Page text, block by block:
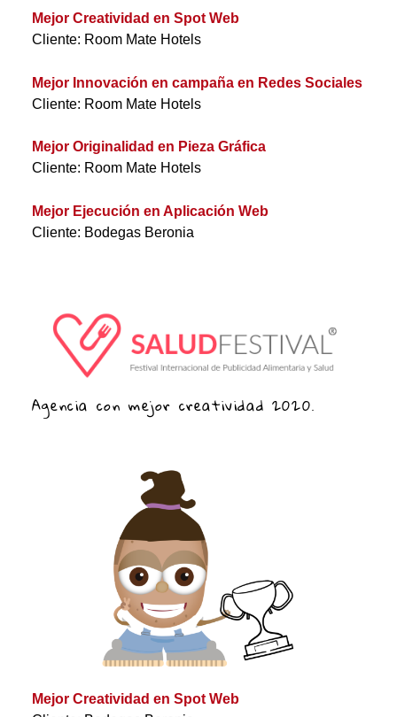
Mejor Creatividad en Spot Web
Cliente: Room Mate Hotels
Mejor Innovación en campaña en Redes Sociales
Cliente: Room Mate Hotels
Mejor Originalidad en Pieza Gráfica
Cliente: Room Mate Hotels
Mejor Ejecución en Aplicación Web
Cliente: Bodegas Beronia
Agencia con mejor creatividad 2020.
Mejor Creatividad en Spot Web